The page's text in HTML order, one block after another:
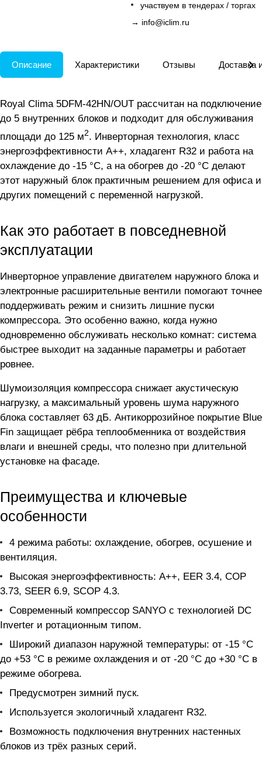
участвуем в тендерах / торгах
→ info@iclim.ru
Описание Характеристики Отзывы Доставка
Royal Clima 5DFM-42HN/OUT рассчитан на подключение
до 5 внутренних блоков и подходит для обслуживания
площади до 125 м2. Инверторная технология, класс
энергоэффективности A++, хладагент R32 и работа на
охлаждение до -15 °C, а на обогрев до -20 °C делают
этот наружный блок практичным решением для офиса и
других помещений с переменной нагрузкой.
Как это работает в повседневной
эксплуатации
Инверторное управление двигателем наружного блока и
электронные расширительные вентили помогают точнее
поддерживать режим и снизить лишние пуски
компрессора. Это особенно важно, когда нужно
одновременно обслуживать несколько комнат: система
быстрее выходит на заданные параметры и работает
ровнее.
Шумоизоляция компрессора снижает акустическую
нагрузку, а максимальный уровень шума наружного
блока составляет 63 дБ. Антикоррозийное покрытие Blue
Fin защищает рёбра теплообменника от воздействия
влаги и внешней среды, что полезно при длительной
установке на фасаде.
Преимущества и ключевые
особенности
4 режима работы: охлаждение, обогрев, осушение и
вентиляция.
Высокая энергоэффективность: A++, EER 3.4, COP
3.73, SEER 6.9, SCOP 4.3.
Современный компрессор SANYO с технологией DC
Inverter и ротационным типом.
Широкий диапазон наружной температуры: от -15 °C
до +53 °C в режиме охлаждения и от -20 °C до +30 °C в
режиме обогрева.
Предусмотрен зимний пуск.
Используется экологичный хладагент R32.
Возможность подключения внутренних настенных
блоков из трёх разных серий.